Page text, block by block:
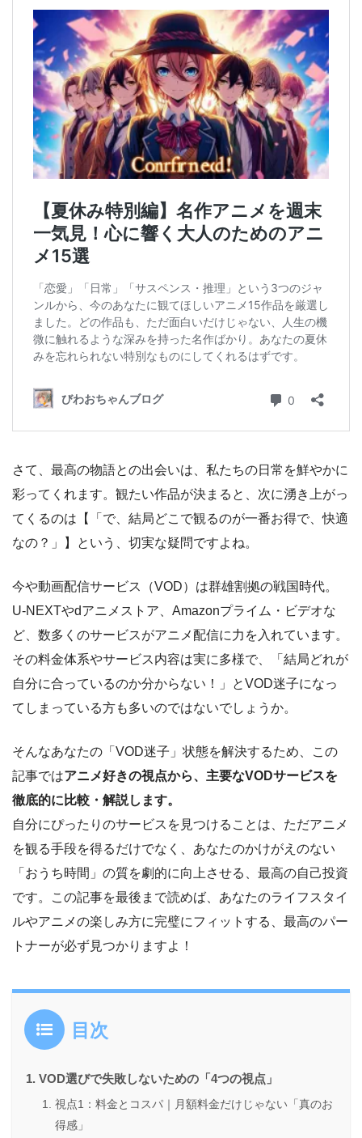
さて、最高の物語との出会いは、私たちの日常を鮮やかに
彩ってくれます。観たい作品が決まると、次に湧き上がっ
てくるのは【「で、結局どこで観るのが一番お得で、快適
なの？」】という、切実な疑問ですよね。
今や動画配信サービス（VOD）は群雄割拠の戦国時代。
U-NEXTやdアニメストア、Amazonプライム・ビデオな
ど、数多くのサービスがアニメ配信に力を入れています。
その料金体系やサービス内容は実に多様で、「結局どれが
自分に合っているのか分からない！」とVOD迷子になっ
てしまっている方も多いのではないでしょうか。
そんなあなたの「VOD迷子」状態を解決するため、この
記事ではアニメ好きの視点から、主要なVODサービスを
徹底的に比較・解説します。
自分にぴったりのサービスを見つけることは、ただアニメ
を観る手段を得るだけでなく、あなたのかけがえのない
「おうち時間」の質を劇的に向上させる、最高の自己投資
です。この記事を最後まで読めば、あなたのライフスタイ
ルやアニメの楽しみ方に完璧にフィットする、最高のパー
トナーが必ず見つかりますよ！
目次
VOD選びで失敗しないための「4つの視点」
視点1：料金とコスパ｜月額料金だけじゃない「真のお
得感」